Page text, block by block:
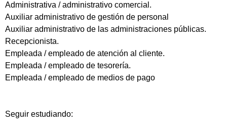
Administrativa / administrativo comercial.
Auxiliar administrativo de gestión de personal
Auxiliar administrativo de las administraciones públicas.
Recepcionista.
Empleada / empleado de atención al cliente.
Empleada / empleado de tesorería.
Empleada / empleado de medios de pago
Seguir estudiando: